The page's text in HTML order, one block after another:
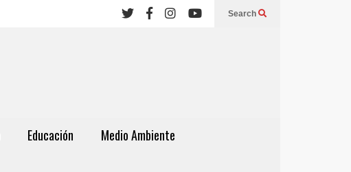
Search
Educación
Medio Ambiente